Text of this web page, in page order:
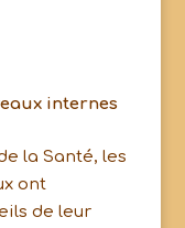
internes
la Santé, les
ont
de leur